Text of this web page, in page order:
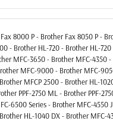
8000 P - Brother Fax 8050 P -
- Brother HL-720 - Brother HL-
MFC-3650 - Brother MFC-
MFC-9000 - Brother MFC-
MFCP 2500 - Brother HL-
PPF-2750 ML - Brother PPF-
6500 Series - Brother MFC-
HL-1040 DX - Brother